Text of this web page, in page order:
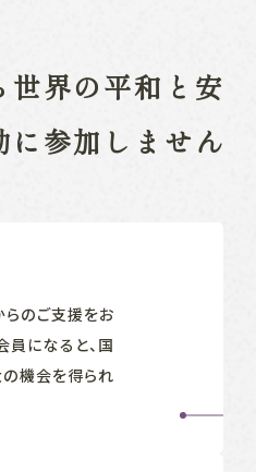
世界の平和と安
に参加しません
のご支援をお
員になると、国
機会を得られ